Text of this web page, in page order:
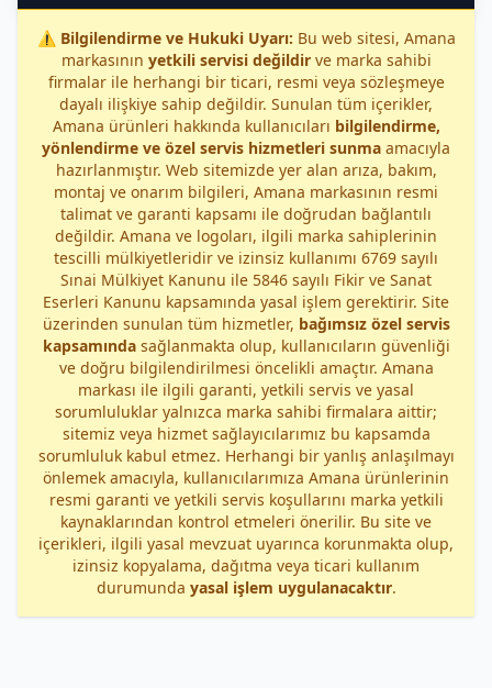
⚠️ Bilgilendirme ve Hukuki Uyarı: Bu web sitesi, Amana
markasının yetkili servisi değildirve marka sahibi
firmalar ile herhangi bir ticari, resmi veya sözleşmeye
dayalı ilişkiye sahip değildir. Sunulan tüm içerikler,
Amana ürünleri hakkında kullanıcıları bilgilendirme,
yönlendirme ve özel servis hizmetleri sunma amacıyla
hazırlanmıştır. Web sitemizde yer alan arıza, bakım,
montaj ve onarım bilgileri, Amana markasının resmi
talimat ve garanti kapsamı ile doğrudan bağlantılı
değildir. Amana ve logoları, ilgili marka sahiplerinin
tescilli mülkiyetleridir ve izinsiz kullanımı 6769 sayılı
Sınai Mülkiyet Kanunu ile 5846 sayılı Fikir ve Sanat
Eserleri Kanunu kapsamında yasal işlem gerektirir. Site
üzerinden sunulan tüm hizmetler, bağımsız özel servis
kapsamındasağlanmakta olup, kullanıcıların güvenliği
ve doğru bilgilendirilmesi öncelikli amaçtır. Amana
markası ile ilgili garanti, yetkili servis ve yasal
sorumluluklar yalnızca marka sahibi firmalara aittir;
sitemiz veya hizmet sağlayıcılarımız bu kapsamda
sorumluluk kabul etmez. Herhangi bir yanlış anlaşılmayı
önlemek amacıyla, kullanıcılarımıza Amana ürünlerinin
resmi garanti ve yetkili servis koşullarını marka yetkili
kaynaklarından kontrol etmeleri önerilir. Bu site ve
içerikleri, ilgili yasal mevzuat uyarınca korunmakta olup,
izinsiz kopyalama, dağıtma veya ticari kullanım
durumunda yasal işlem uygulanacaktır.